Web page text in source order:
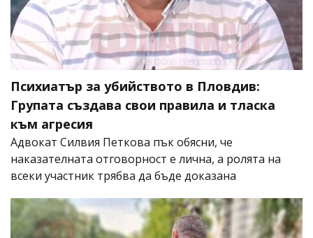
Психиатър за убийството в Пловдив:
Групата създава свои правила и тласка
към агресия
Адвокат Силвия Петкова пък обясни, че
наказателната отговорност е лична, а ролята на
всеки участник трябва да бъде доказана